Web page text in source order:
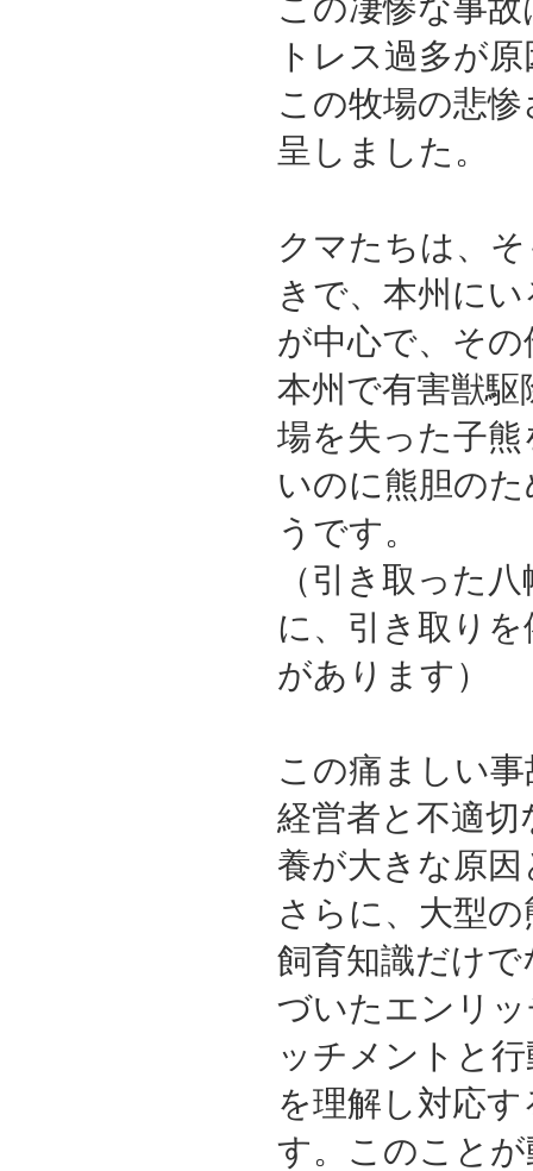
トレス過多が
この牧場の悲
呈しました。
クマたちは、
きで、本州に
が中心で、そ
本州で有害獣
場を失った子
いのに熊胆の
うです。
（引き取った
に、引き取り
があります）
この痛ましい
経営者と不適
養が大きな原
さらに、大型
飼育知識だけ
づいたエンリ
ッチメントと
を理解し対応
す。このこと